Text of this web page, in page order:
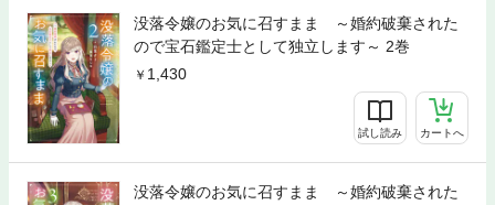
没落令嬢のお気に召すまま ～婚約破棄された
ので宝石鑑定士として独立します～ 2巻
1,430
試し読み カートへ
没落令嬢のお気に召すまま ～婚約破棄された